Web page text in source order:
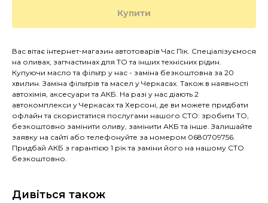
Купити
Вас вітає інтернет-магазин автотоварів Час Пік. Спеціалізуємося
на оливах, запчастинах для ТО та інших технісних рідин.
Купуючи масло та фільтр у нас - заміна безкоштовна за 20
хвилин. Заміна фільтрів та масел у Черкасах. Також в наявності
автохімія, аксесуари та АКБ. На разі у нас діають 2
автокомплекси у Черкасах та Херсоні, де ви можете придбати
офлайн та скористатися послугами нашого СТО: зробити ТО,
безкоштовно замінити оливу, замінити АКБ та інше. Залишайте
заявку на сайті або телефонуйте за номером 0680709756.
Придбай АКБ з гарантією 1 рік та заміни його на нашому СТО
безкоштовно.
Дивіться також